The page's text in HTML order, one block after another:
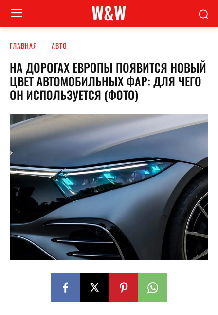
W&W
ГЛАВНАЯ АВТО
НА ДОРОГАХ ЕВРОПЫ ПОЯВИТСЯ НОВЫЙ
ЦВЕТ АВТОМОБИЛЬНЫХ ФАР: ДЛЯ ЧЕГО
ОН ИСПОЛЬЗУЕТСЯ (ФОТО)